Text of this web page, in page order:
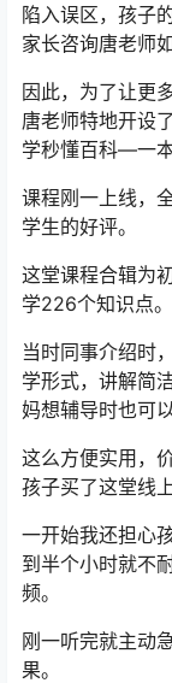
陷入误区，孩子
家长咨询唐老师
因此，为了让更
唐老师特地开设
学秒懂百科—一
课程刚一上线，
学生的好评。
这堂课程合辑为
学226个知识点。
当时同事介绍时
学形式，讲解简
妈想辅导时也可
这么方便实用，
孩子买了这堂线
一开始我还担心
到半个小时就不
频。
刚一听完就主动
果。